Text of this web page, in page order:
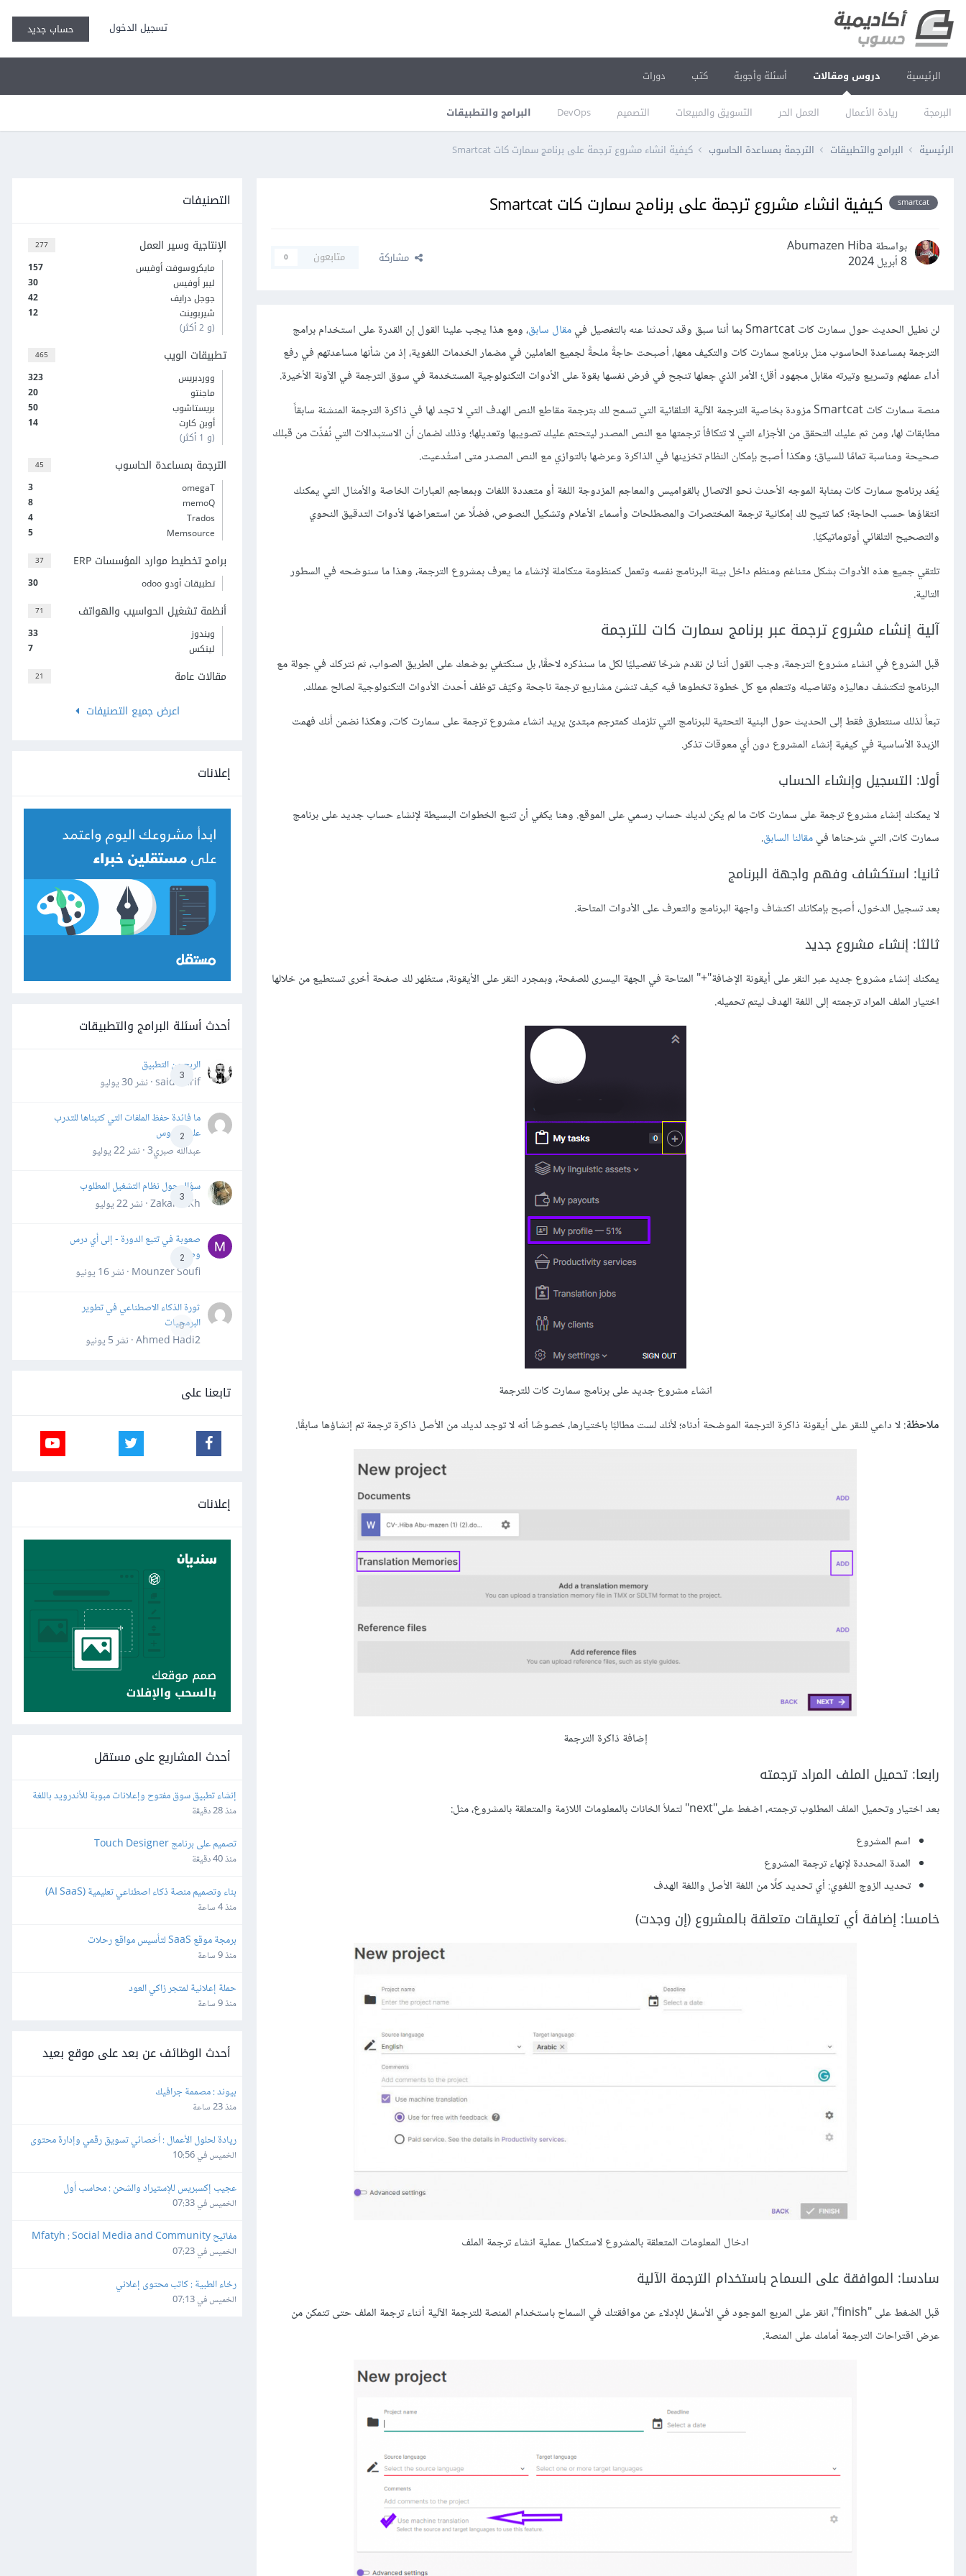
تسجيل الدخول حساب جديد
الرئيسية دروس ومقالات
البرمجة ريادة الأعمال العمل الحر التسويق والمبيعات التصميم DevOps البرامج والتطبيقات
أسئلة وأجوبة كتب دورات
الرئيسية البرامج والتطبيقات الترجمة بمساعدة الحاسوب كيفية انشاء مشروع ترجمة على برنامج سمارت كات Smartcat
smartcat كيفية انشاء مشروع ترجمة على برنامج سمارت كات Smartcat
بواسطة Abumazen Hiba
8 أبريل 2024
مشاركة متابعون 0
لن نطيل الحديث حول سمارت كات Smartcat بما أننا سبق وقد تحدثنا عنه بالتفصيل في مقال سابق، ومع هذا يجب علينا القول إن القدرة على استخدام برامج
الترجمة بمساعدة الحاسوب مثل برنامج سمارت كات والتكيف معها، أصبحت حاجةً ملحةً لجميع العاملين في مضمار الخدمات اللغوية، إذ من شأنها مساعدتهم في رفع
أداء عملهم وتسريع وتيرته مقابل مجهود أقل؛ الأمر الذي جعلها تنجح في فرض نفسها بقوة على الأدوات التكنولوجية المستخدمة في سوق الترجمة في الآونة الأخيرة.
منصة سمارت كات Smartcat مزودة بخاصية الترجمة الآلية التلقائية التي تسمح لك بترجمة مقاطع النص الهدف التي لا تجد لها في ذاكرة الترجمة المنشئة سابقاً
مطابقات لها، ومن ثم عليك التحقق من الأجزاء التي لا تتكافأ ترجمتها مع النص المصدر ليتحتم عليك تصويبها وتعديلها؛ وذلك لضمان أن الاستبدالات التي نُفذّت من قبلك
صحيحة ومناسبة تمامًا للسياق؛ وهكذا أصبح بإمكان النظام تخزينها في الذاكرة وعرضها بالتوازي مع النص المصدر متى استُدعيت.
يُعَد برنامج سمارت كات بمثابة الموجه الأحدث نحو الاتصال بالقواميس والمعاجم المزدوجة اللغة أو متعددة اللغات وبمعاجم العبارات الخاصة والأمثال التي يمكنك
انتقاؤها حسب الحاجة؛ كما تتيح لك إمكانية ترجمة المختصرات والمصطلحات وأسماء الأعلام وتشكيل النصوص، فضلًا عن استعراضها لأدوات التدقيق النحوي
والتصحيح التلقائي أوتوماتيكيًا.
تلتقي جميع هذه الأدوات بشكل متناغم ومنظم داخل بيئة البرنامج نفسه وتعمل كمنظومة متكاملة لإنشاء ما يعرف بمشروع الترجمة، وهذا ما سنوضحه في السطور
التالية.
آلية إنشاء مشروع ترجمة عبر برنامج سمارت كات للترجمة
قبل الشروع في انشاء مشروع الترجمة، وجب القول أننا لن نقدم شرحًا تفصيليًا لكل ما سنذكره لاحقًا، بل سنكتفي بوضعك على الطريق الصواب، ثم نتركك في جولة مع
البرنامج لتكتشف دهاليزه وتفاصيله وتتعلم مع كل خطوة تخطوها فيه كيف تنشئ مشاريع ترجمة ناجحة وكيّف توظف أحدث الأدوات التكنولوجية لصالح عملك.
تبعاً لذلك سنتطرق فقط إلى الحديث حول البنية التحتية للبرنامج التي تلزمك كمترجم مبتدئ يريد انشاء مشروع ترجمة على سمارت كات، وهكذا نضمن أنك فهمت
الزبدة الأساسية في كيفية إنشاء المشروع دون أي معوقات تذكر.
أولا: التسجيل وإنشاء الحساب
لا يمكنك إنشاء مشروع ترجمة على سمارت كات ما لم يكن لديك حساب رسمي على الموقع. وهنا يكفي أن تتبع الخطوات البسيطة لإنشاء حساب جديد على برنامج
سمارت كات، التي شرحناها فيمقالنا السابق.
ثانيا: استكشاف وفهم واجهة البرنامج
بعد تسجيل الدخول، أصبح بإمكانك اكتشاف واجهة البرنامج والتعرف على الأدوات المتاحة.
ثالثا: إنشاء مشروع جديد
يمكنك إنشاء مشروع جديد عبر النقر على أيقونة الإضافة"+" المتاحة في الجهة اليسرى للصفحة، وبمجرد النقر على الأيقونة، ستظهر لك صفحة أخرى تستطيع من خلالها
اختيار الملف المراد ترجمته إلى اللغة الهدف ليتم تحميله.
انشاء مشروع جديد على برنامج سمارت كات للترجمة
ملاحظة: لا داعي للنقر على أيقونة ذاكرة الترجمة الموضحة أدناه؛ لأنك لست مطالبًا باختيارها، خصوصًا أنه لا توجد لديك من الأصل ذاكرة ترجمة تم إنشاؤها سابقًا.
إضافة ذاكرة الترجمة
رابعا: تحميل الملف المراد ترجمته
بعد اختيار وتحميل الملف المطلوب ترجمته، اضغط على"next" لتملأ الخانات بالمعلومات اللازمة والمتعلقة بالمشروع، مثل:
اسم المشروع
المدة المحددة لإنهاء ترجمة المشروع
تحديد الزوج اللغوي: أي تحديد كلًا من اللغة الأصل واللغة الهدف
خامسا: إضافة أي تعليقات متعلقة بالمشروع (إن وجدت)
ادخال المعلومات المتعلقة بالمشروع لاستكمال عملية انشاء ترجمة الملف
سادسا: الموافقة على السماح باستخدام الترجمة الآلية
قبل الضغط على "finish"، انقر على المربع الموجود في الأسفل للإدلاء عن موافقتك في السماح باستخدام المنصة للترجمة الآلية أثناء ترجمة الملف حتى تتمكن من
عرض اقتراحات الترجمة أمامك على المنصة.
التصنيفات
277 الإنتاجية وسير العمل
157
مايكروسوفت أوفيس
30
ليبر أوفيس
42
جوجل درايف
12
شيربوينت
(و 2 أكثر)
465 تطبيقات الويب
323
ووردبريس
20
ماجنتو
50
بريستاشوب
14
أوبن كارت
(و 1 أكثر)
45 الترجمة بمساعدة الحاسوب
3
omegaT
8
memoQ
4
Trados
5
Memsource
37 برامج تخطيط موارد المؤسسات ERP
30 تطبيقات أودو odoo
71 أنظمة تشغيل الحواسيب والهواتف
33
ويندوز
7
لينكس
21
مقالات عامة
اعرض جميع التصنيفات
إعلانات
أحدث أسئلة البرامج والتطبيقات
3
الربح من التطبيق
said darif · نشر
30 يوليو
2
ما فائدة حفظ الملفات التي كتبناها للتدرب
على الدروس
عبدالله صبري3 · نشر
22 يوليو
3
سؤال حول نظام التشغيل المطلوب
Zakaria Kh · نشر
22 يوليو
2
صعوبة في تتبع الدورة - إلى أي درس
وصلت؟
Mounzer Soufi · نشر
16 يونيو
0
ثورة الذكاء الاصطناعي في تطوير
البرمجيات
Ahmed Hadi2 · نشر
5 يونيو
تابعنا على
إعلانات
أحدث المشاريع على مستقل
الفرنسية
منذ 28 دقيقة
تصميم على برنامج Touch Designer
منذ 40 دقيقة
للمعلمين باستخدام Bubble.io
منذ 4 ساعة
برمجة موقع SaaS لتأسيس مواقع رحلات
منذ 9 ساعة
حملة إعلانية لمتجر زاكي العود
منذ 9 ساعة
أحدث الوظائف عن بعد على موقع بعيد
بيوند : مصممة جرافيك
منذ 23 ساعة
ريادة لحلول الأعمال : أخصائي تسويق رقمي وإدارة محتوى
الخميس في 10:56
عجيب إكسبريس للإستيراد والشحن : محاسب أول
الخميس في 07:33
Manager
الخميس في 07:23
رخاء الطبية : كاتب محتوى إعلاني
الخميس في 07:13